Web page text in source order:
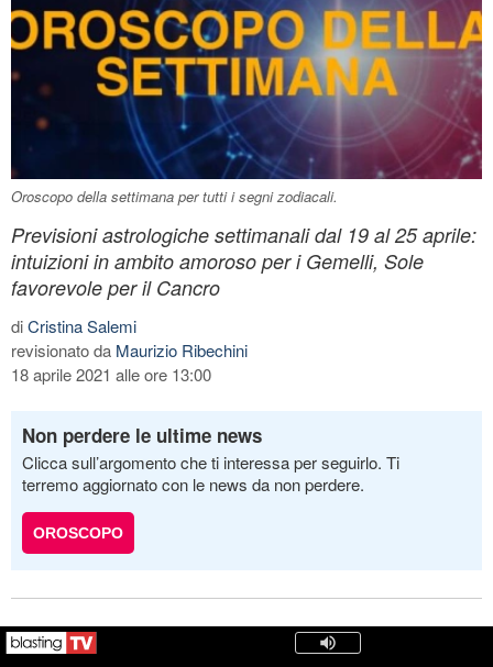
Oroscopo della settimana per tutti i segni zodiacali.
Previsioni astrologiche settimanali dal 19 al 25 aprile:
intuizioni in ambito amoroso per i Gemelli, Sole
favorevole per il Cancro
diCristina Salemi
revisionato da Maurizio Ribechini
18 aprile 2021 alle ore 13:00
Non perdere le ultime news
Clicca sull’argomento che ti interessa per seguirlo. Ti
terremo aggiornato con le news da non perdere.
OROSCOPO